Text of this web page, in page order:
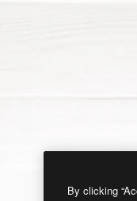
By clicking